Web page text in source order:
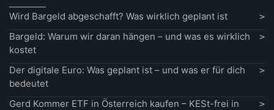
Wird Bargeld abgeschafft? Was wirklich geplant ist
Bargeld: Warum wir daran hängen – und was es wirklich
kostet
Der digitale Euro: Was geplant ist – und was er für dich
bedeutet
Gerd Kommer ETF in Österreich kaufen – KESt-frei in